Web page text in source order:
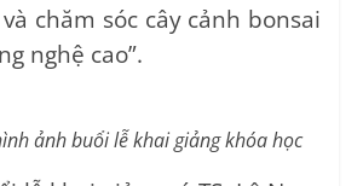
chăm sóc cây cảnh bonsai
nghệ cao”.
ảnh buổi lễ khai giảng khóa học